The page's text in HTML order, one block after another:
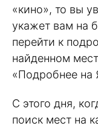
«кино», то вы
укажет вам на
перейти к
найденном
«Подробнее на
С этого дня,
поиск мест на